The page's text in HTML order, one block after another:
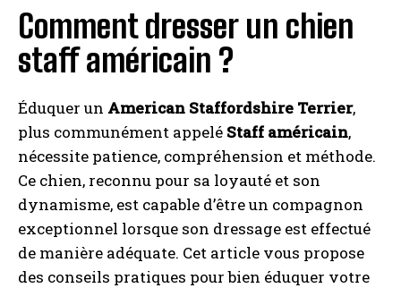
Comment dresser un chien
staff américain ?
Éduquer un American Staffordshire Terrier,
plus communément appelé Staff américain,
nécessite patience, compréhension et méthode.
Ce chien, reconnu pour sa loyauté et son
dynamisme, est capable d’être un compagnon
exceptionnel lorsque son dressage est effectué
de manière adéquate. Cet article vous propose
des conseils pratiques pour bien éduquer votre